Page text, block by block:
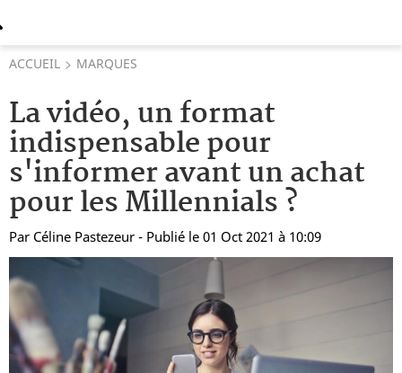
ACCUEIL MARQUES
La vidéo, un format
indispensable pour
s'informer avant un achat
pour les Millennials ?
Par Céline Pastezeur - Publié le 01 Oct 2021 à 10:09